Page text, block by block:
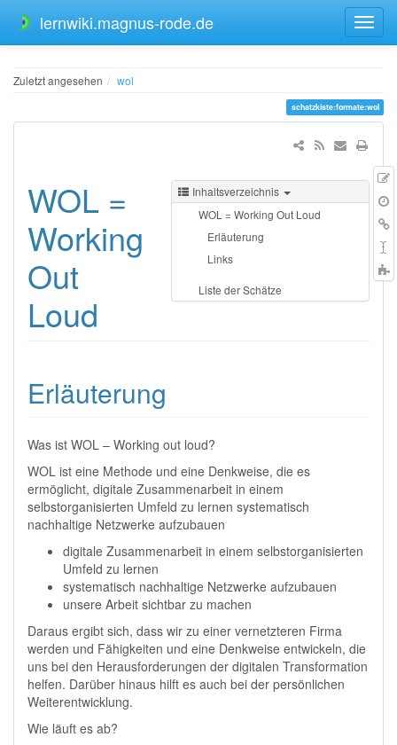
lernwiki.magnus-rode.de
Zuletzt angesehen wol
schatzkiste:formate:wol
Inhaltsverzeichnis
WOL = Working Out Loud
Erläuterung
Links
Liste der Schätze​​​​​​
WOL =
Working
Out
Loud
Erläuterung
Was ist WOL – Working out loud?
WOL ist eine Methode und eine Denkweise, die es
ermöglicht, digitale Zusammenarbeit in einem
selbstorganisierten Umfeld zu lernen systematisch
nachhaltige Netzwerke aufzubauen
digitale Zusammenarbeit in einem selbstorganisierten
Umfeld zu lernen
systematisch nachhaltige Netzwerke aufzubauen
unsere Arbeit sichtbar zu machen
Daraus ergibt sich, dass wir zu einer vernetzteren Firma
werden und Fähigkeiten und eine Denkweise entwickeln, die
uns bei den Herausforderungen der digitalen Transformation
helfen. Darüber hinaus hilft es auch bei der persönlichen
Weiterentwicklung.
Wie läuft es ab?